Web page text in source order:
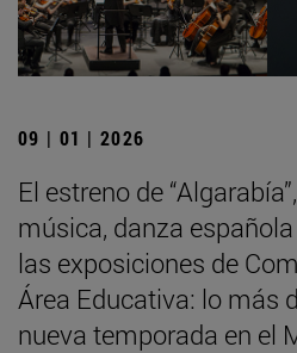
09 | 01 | 2026
El estreno de
música, danza
las exposiciones de
Área Educativa: lo más
nueva temporada en el